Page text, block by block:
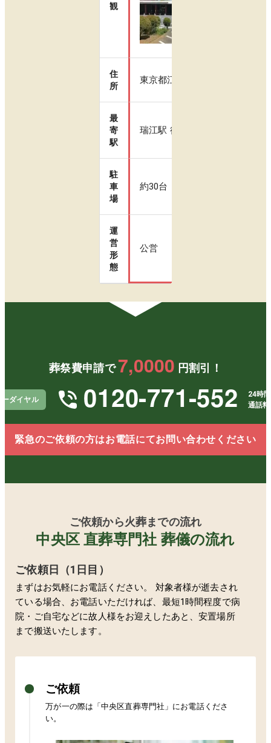
観
住
所
東京都江戸川区春江町3-26-1
最
寄
駅
瑞江駅 徒歩10分
駐
車
場
約30台
運
営
形
態
公営
葬祭費申請で 7,0000 円割引！
ーダイヤル 0120-771-552
24時
通話
緊急のご依頼の方はお電話にてお問い合わせください
ご依頼から火葬までの流れ
中央区 直葬専門社 葬儀の流れ
ご依頼日（1日目）
まずはお気軽にお電話ください。 対象者様が逝去され
ている場合、お電話いただければ、最短1時間程度で病
院・ご自宅などに故人様をお迎えしたあと、安置場所
まで搬送いたします。
ご依頼
万が一の際は「中央区直葬専門社」にお電話くださ
い。